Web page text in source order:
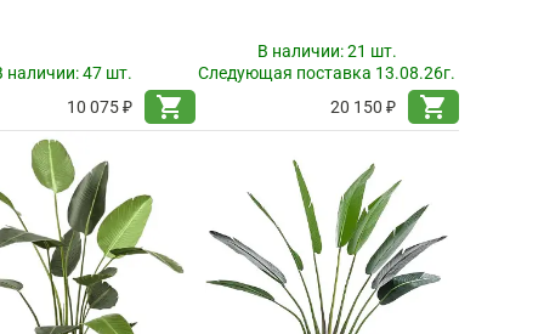
наличии:47 шт.
10 075 ₽
shopping_cart
В наличии:21 шт.
Следующая поставка 13.08.26г.
20 150 ₽
shopping_cart